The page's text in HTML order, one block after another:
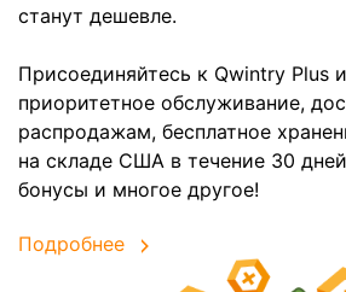
станут дешевле.
Присоединяйтесь к Qwintry Plus
приоритетное обслуживание,
распродажам, бесплатное
на складе США в течение 30
бонусы и многое другое!
Подробнее